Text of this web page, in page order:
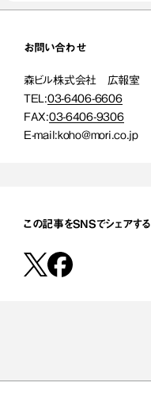
お問い合わせ
森ビル株式会社 広報室
TEL:03-6406-6606
FAX:03-6406-9306
E-mail:koho@mori.co.jp
この記事をSNSでシェアする